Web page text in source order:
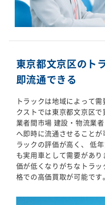
東京都文京区のト
即流通できる
トラックは地域によって
クストでは東京都文京区
業者間市場 建設・物流業
へ即時に流通させること
ラックの評価が高く、 低
も実用車として需要があ
価が低くなりがちなトラ
格での高価買取が可能です。